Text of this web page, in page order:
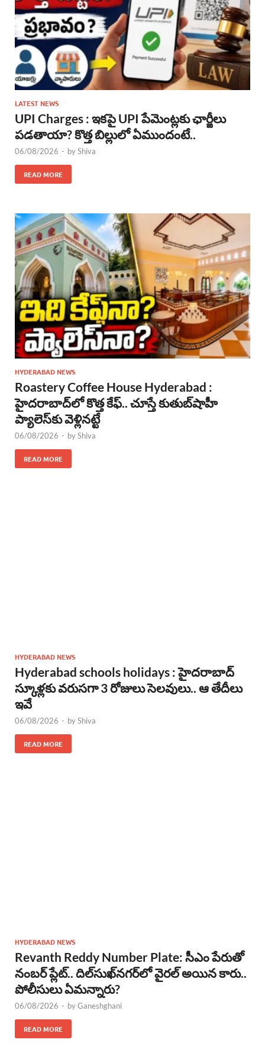
LATEST NEWS
UPI Charges : ఇకపై UPI పేమెంట్లకు ఛార్జీలు
పడతాయా? కొత్త బిల్లులో ఏముందంటే..
06/08/2026 - byShiva
READ MORE
HYDERABAD NEWS
Roastery Coffee House Hyderabad :
హైదరాబాద్‌లో కొత్త కేఫ్.. చూస్తే కుతుబ్‌షాహీ
ప్యాలెస్‌కు వెళ్లినట్టే
06/08/2026 - byShiva
READ MORE
HYDERABAD NEWS
Hyderabad schools holidays : హైదరాబాద్
స్కూళ్లకు వరుసగా 3 రోజులు సెలవులు.. ఆ తేదీలు
ఇవే
06/08/2026 - byShiva
READ MORE
HYDERABAD NEWS
Revanth Reddy Number Plate: సీఎం పేరుతో
నంబర్ ప్లేట్.. దిల్‌సుఖ్‌నగర్‌లో వైరల్ అయిన కారు..
పోలీసులు ఏమన్నారు?
06/08/2026 - byGaneshghani
READ MORE